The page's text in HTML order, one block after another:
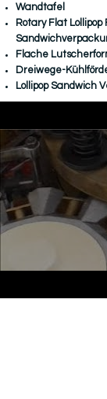
Wandtafel
Rotary Flat Lollipop
Flache
Dreiwege-
Lollipop Sandwich